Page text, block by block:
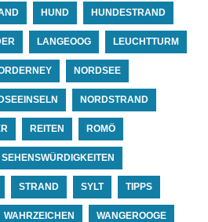
HUND HUNDESTRAND
LANGEOOG LEUCHTTURM
NORDSEE
NORDSTRAND
REITEN ROMÖ
SEHENSWÜRDIGKEITEN
STRAND SYLT TIPPS
WAHRZEICHEN WANGEROOGE